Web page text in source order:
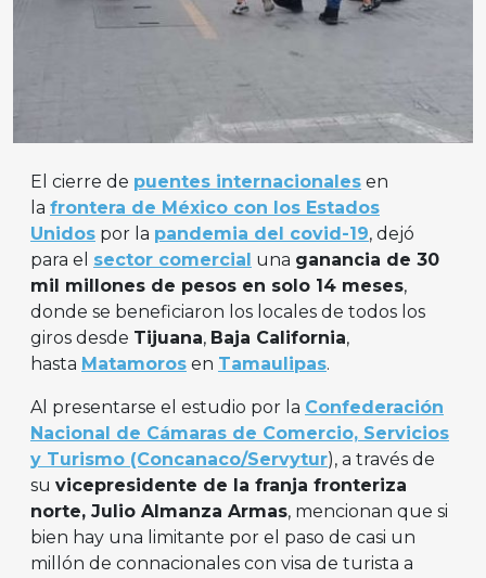
El cierre de puentes internacionales en
la frontera de México con los Estados
Unidos por la pandemia del covid-19, dejó
para el sector comercial una ganancia de 30
mil millones de pesos en solo 14 meses,
donde se beneficiaron los locales de todos los
giros desde Tijuana, Baja California,
hasta Matamoros en Tamaulipas.
Al presentarse el estudio por la Confederación
Nacional de Cámaras de Comercio, Servicios
y Turismo (Concanaco/Servytur), a través de
su vicepresidente de la franja fronteriza
norte, Julio Almanza Armas, mencionan que si
bien hay una limitante por el paso de casi un
millón de connacionales con visa de turista a